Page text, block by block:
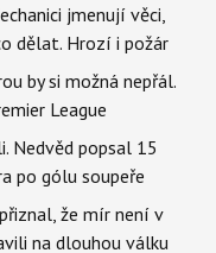
jmenují věci,
dělat. Hrozí i požár
by si možná nepřál.
League
Nedvěd popsal 15
po gólu soupeře
že mír není v
na dlouhou válku